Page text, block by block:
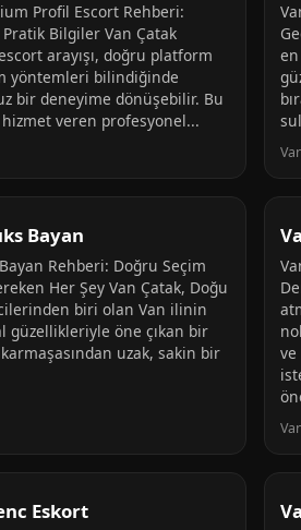
Profil Escort Rehberi:
Bilgiler Van Çatak
arayışı, doğru platform
yöntemleri bilindiğinde
bir deneyime dönüşebilir. Bu
veren profesyonel...
Bayan
Rehberi: Doğru Seçim
Her Şey Van Çatak, Doğu
biri olan Van ilinin
güzellikleriyle öne çıkan bir
uzak, sakin bir
Eskort